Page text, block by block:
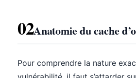
02Anatomie du cache
Pour comprendre la nature